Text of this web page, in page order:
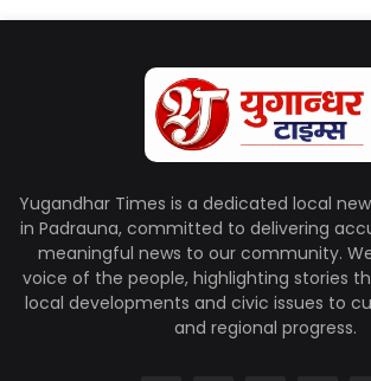
Yugandhar Times is a dedicated local
in Padrauna, committed to delivering
meaningful news to our community.
voice of the people, highlighting stories
local developments and civic issues to
and regional progress.